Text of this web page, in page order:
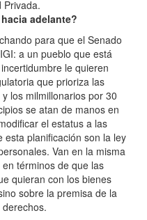
Privada.
adelante?
para que el Senado
a un pueblo que está
le quieren
que prioriza las
los milmillonarios por 30
se atan de manos en
el estatus a las
planificación son la ley
Van en la misma
términos de que las
quieran con los bienes
sobre la premisa de la